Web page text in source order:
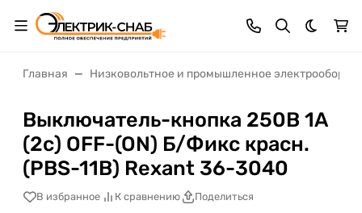
Темная
Главная Низковольтное и промышленное
Выключатель-кнопка 250В 1А
(2с) OFF-(ON) Б/Фикс красн.
(PBS-11В) Rexant 36-3040
В избранное К сравнению Поделиться